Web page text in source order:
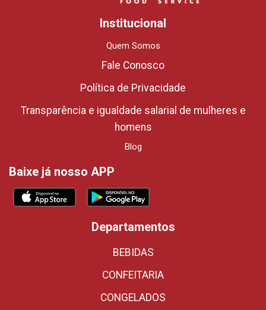
Institucional
Quem Somos
Fale Conosco
Política de Privacidade
Transparência e igualdade salarial de mulheres e
homens
Blog
Baixe já nosso APP
Departamentos
BEBIDAS
CONFEITARIA
CONGELADOS